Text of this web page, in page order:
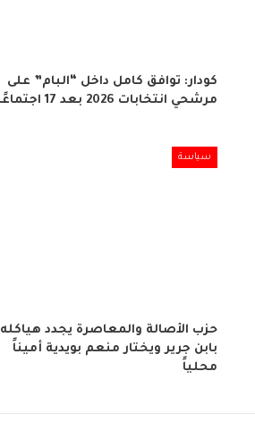
كودار: توافق كامل داخل “البام” على
مرشحي انتخابات 2026 بعد 17 اجتماعًا
سياسة
حزب الأصالة والمعاصرة يجدد هياكله
بابن جرير ويختار منعم بويدية أميناً
محلياً